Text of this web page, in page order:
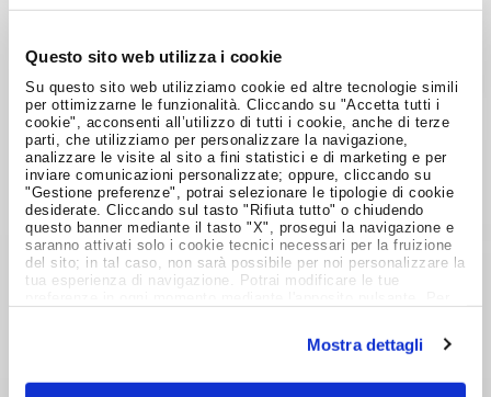
Questo sito web utilizza i cookie
Su questo sito web utilizziamo cookie ed altre tecnologie simili
per ottimizzarne le funzionalità. Cliccando su "Accetta tutti i
cookie", acconsenti all’utilizzo di tutti i cookie, anche di terze
parti, che utilizziamo per personalizzare la navigazione,
analizzare le visite al sito a fini statistici e di marketing e per
inviare comunicazioni personalizzate; oppure, cliccando su
"Gestione preferenze", potrai selezionare le tipologie di cookie
desiderate. Cliccando sul tasto "Rifiuta tutto" o chiudendo
questo banner mediante il tasto "X", prosegui la navigazione e
saranno attivati solo i cookie tecnici necessari per la fruizione
del sito; in tal caso, non sarà possibile per noi personalizzare la
tua esperienza di navigazione. Potrai modificare le tue
Mostra dettagli
Tutti gli interessati alle offerte di lavoro targate
disponibile in fondo, selezionando l’annuncio di
interesse e seguendo le indicazioni per l’invio del
curriculum vitae. E’ possibile inoltre inviare una
candidatura spontaneain vista delle selezioni
future.
LAVORA CON NOI